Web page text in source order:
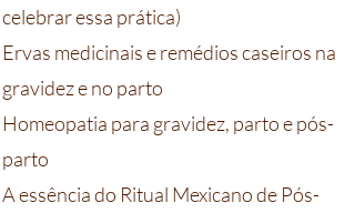
celebrar essa prática)
Ervas medicinais e remédios caseiros na
gravidez e no parto
Homeopatia para gravidez, parto e pós-
parto
A essência do Ritual Mexicano de Pós-